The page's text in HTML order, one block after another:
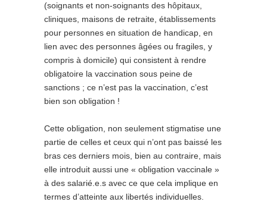
(soignants et non-soignants des hôpitaux,
cliniques, maisons de retraite, établissements
pour personnes en situation de handicap, en
lien avec des personnes âgées ou fragiles, y
compris à domicile) qui consistent à rendre
obligatoire la vaccination sous peine de
sanctions ; ce n’est pas la vaccination, c’est
bien son obligation !
Cette obligation, non seulement stigmatise une
partie de celles et ceux qui n’ont pas baissé les
bras ces derniers mois, bien au contraire, mais
elle introduit aussi une « obligation vaccinale »
à des salarié.e.s avec ce que cela implique en
termes d’atteinte aux libertés individuelles.